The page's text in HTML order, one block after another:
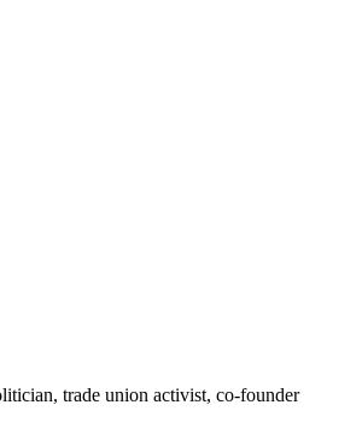
trade union activist, co-founder